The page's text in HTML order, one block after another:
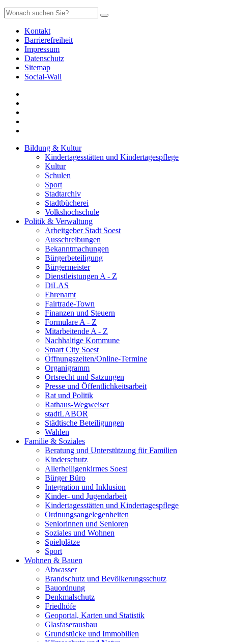
Kontakt
Barrierefreiheit
Impressum
Datenschutz
Sitemap
Social-Wall
Bildung & Kultur
Kindertagesstätten und Kindertagespflege
Kultur
Schulen
Sport
Stadtarchiv
Stadtbücherei
Volkshochschule
Politik & Verwaltung
Arbeitgeber Stadt Soest
Ausschreibungen
Bekanntmachungen
Bürgerbeteiligung
Bürgermeister
Dienstleistungen A - Z
DiLAS
Ehrenamt
Fairtrade-Town
Finanzen und Steuern
Formulare A - Z
Mitarbeitende A - Z
Nachhaltige Kommune
Smart City Soest
Öffnungszeiten/Online-Termine
Organigramm
Ortsrecht und Satzungen
Presse und Öffentlichkeitsarbeit
Rat und Politik
Rathaus-Wegweiser
stadtLABOR
Städtische Beteiligungen
Wahlen
Familie & Soziales
Beratung und Unterstützung für Familien
Kinderschutz
Allerheiligenkirmes Soest
Bürger Büro
Integration und Inklusion
Kinder- und Jugendarbeit
Kindertagesstätten und Kindertagespflege
Ordnungsangelegenheiten
Seniorinnen und Senioren
Soziales und Wohnen
Spielplätze
Sport
Wohnen & Bauen
Abwasser
Brandschutz und Bevölkerungsschutz
Bauordnung
Denkmalschutz
Friedhöfe
Geoportal, Karten und Statistik
Glasfaserausbau
Grundstücke und Immobilien